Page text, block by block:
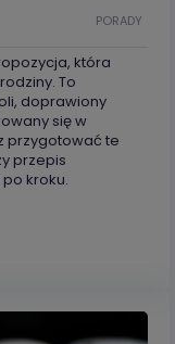
PORADY
która
To
doprawiony
się w
przygotować te
przepis
kroku.